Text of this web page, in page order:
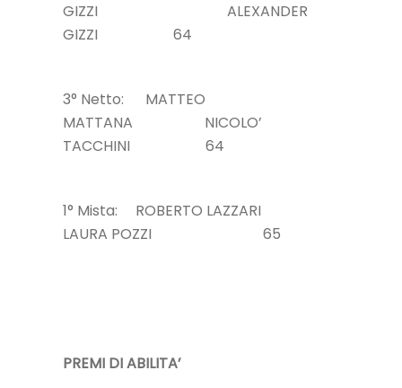
GIZZI ALEXANDER
GIZZI 64
3° Netto: MATTEO
MATTANA NICOLO’
TACCHINI 64
1° Mista: ROBERTO LAZZARI
LAURA POZZI 65
PREMI DI ABILITA’